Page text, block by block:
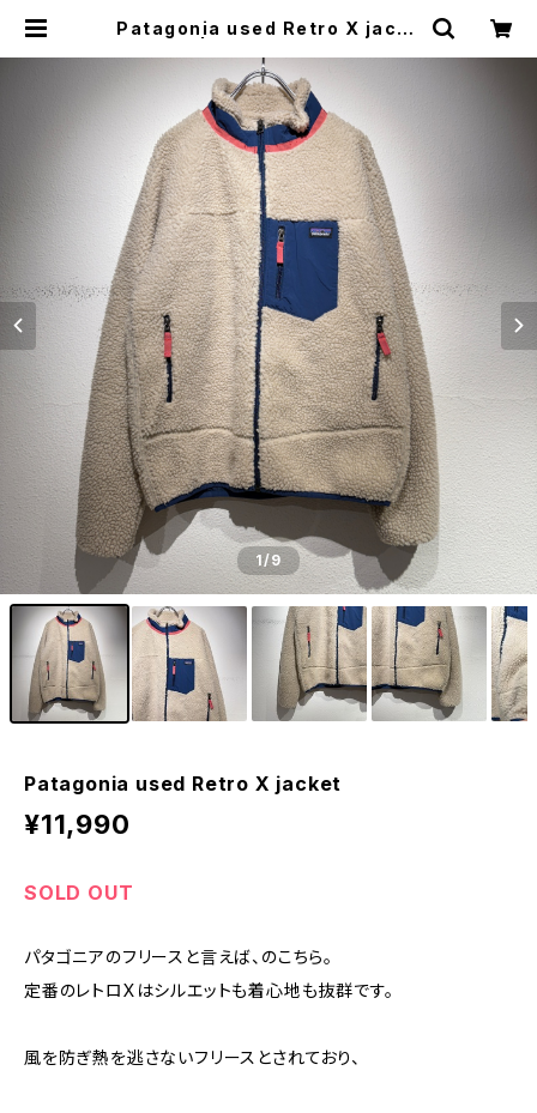
Patagonia used Retro X jacke
1/9
Patagonia used Retro X jacket
¥11,990
SOLD OUT
パタゴニアのフリースと言えば、のこちら。
定番のレトロXはシルエットも着心地も抜群です。
風を防ぎ熱を逃さないフリースとされており、